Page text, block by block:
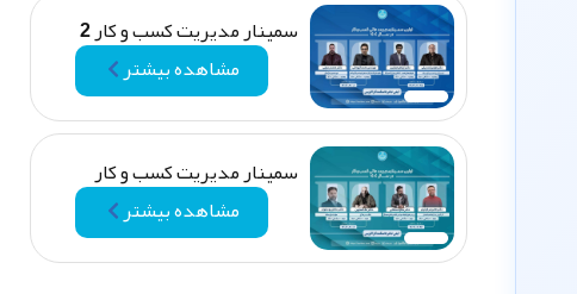
سمینار مدیریت کسب و کار 2
مشاهده بیشتر
سمینار مدیریت کسب و کار
مشاهده بیشتر